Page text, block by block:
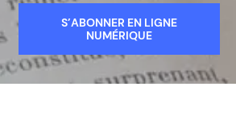
S’ABONNER EN LIGNE
NUMÉRIQUE